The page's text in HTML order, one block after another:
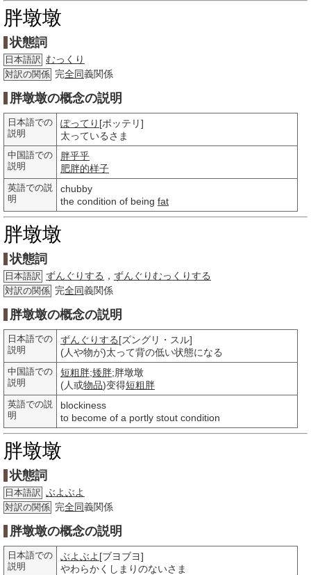
胖墩墩
状態詞
日本語訳 むっくり
対訳の関係 完全同義関係
胖墩墩の概念の説明
日本語での
説明
ぽってり [ポッテリ]
太っているさま
中国語での
説明
胖乎乎
肥胖的样子
英語での説
明
chubby
the condition of being fat
胖墩墩
状態詞
日本語訳 ずんぐりする ， ずんぐりむっくりする
対訳の関係 完全同義関係
胖墩墩の概念の説明
日本語での
説明
ずんぐりする[ズングリ・スル]
(人や物が)太って背の低い状態になる
中国語での
説明
短粗胖;矮胖;胖墩墩
(人或物品)变得短粗胖
英語での説
明
blockiness
to become of a portly stout condition
胖墩墩
状態詞
日本語訳 ぶよぶよ
対訳の関係 完全同義関係
胖墩墩の概念の説明
日本語での
説明
ぶよぶよ [ブヨブヨ]
やわらかくしまりのないさま